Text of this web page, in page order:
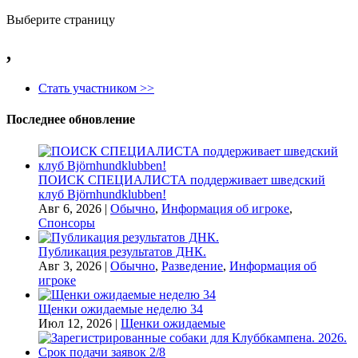
Выберите страницу
,
Стать участником >>
Последнее обновление
ПОИСК СПЕЦИАЛИСТА поддерживает шведский
клуб Björnhundklubben!
Авг 6, 2026 | Обычно, Информация об игроке,
Спонсоры
Публикация результатов ДНК.
Авг 3, 2026 | Обычно, Разведение, Информация об
игроке
Щенки ожидаемые неделю 34
Июл 12, 2026 | Щенки ожидаемые